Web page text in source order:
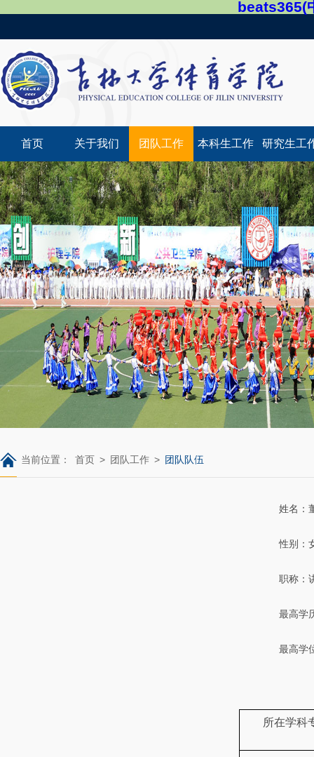
beats365(
首页 关于我们 团队工作 本科生工作 研究生工
当前位置： 首页 > 团队工作 > 团队队伍
姓名：
性别：
职称：
最高学
最高学
所在学科